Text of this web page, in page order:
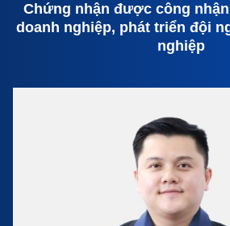
Chứng nhận được công
doanh nghiệp, phát triển đội
nghiệp